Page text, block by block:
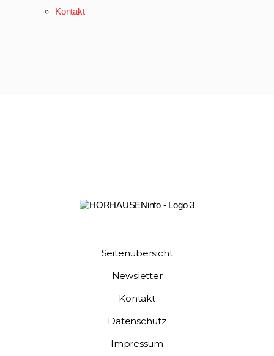
Kontakt
Seitenübersicht
Newsletter
Kontakt
Datenschutz
Impressum